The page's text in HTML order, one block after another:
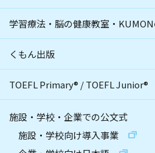
学習療法・脳の健康教室・
くもん出版
TOEFL Primary® /TOEFL Junior®
施設・学校・企業での公文式
施設・学校向け導入事業